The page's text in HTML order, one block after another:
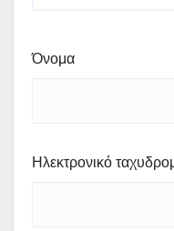
Όνομα
Ηλεκτρονικό